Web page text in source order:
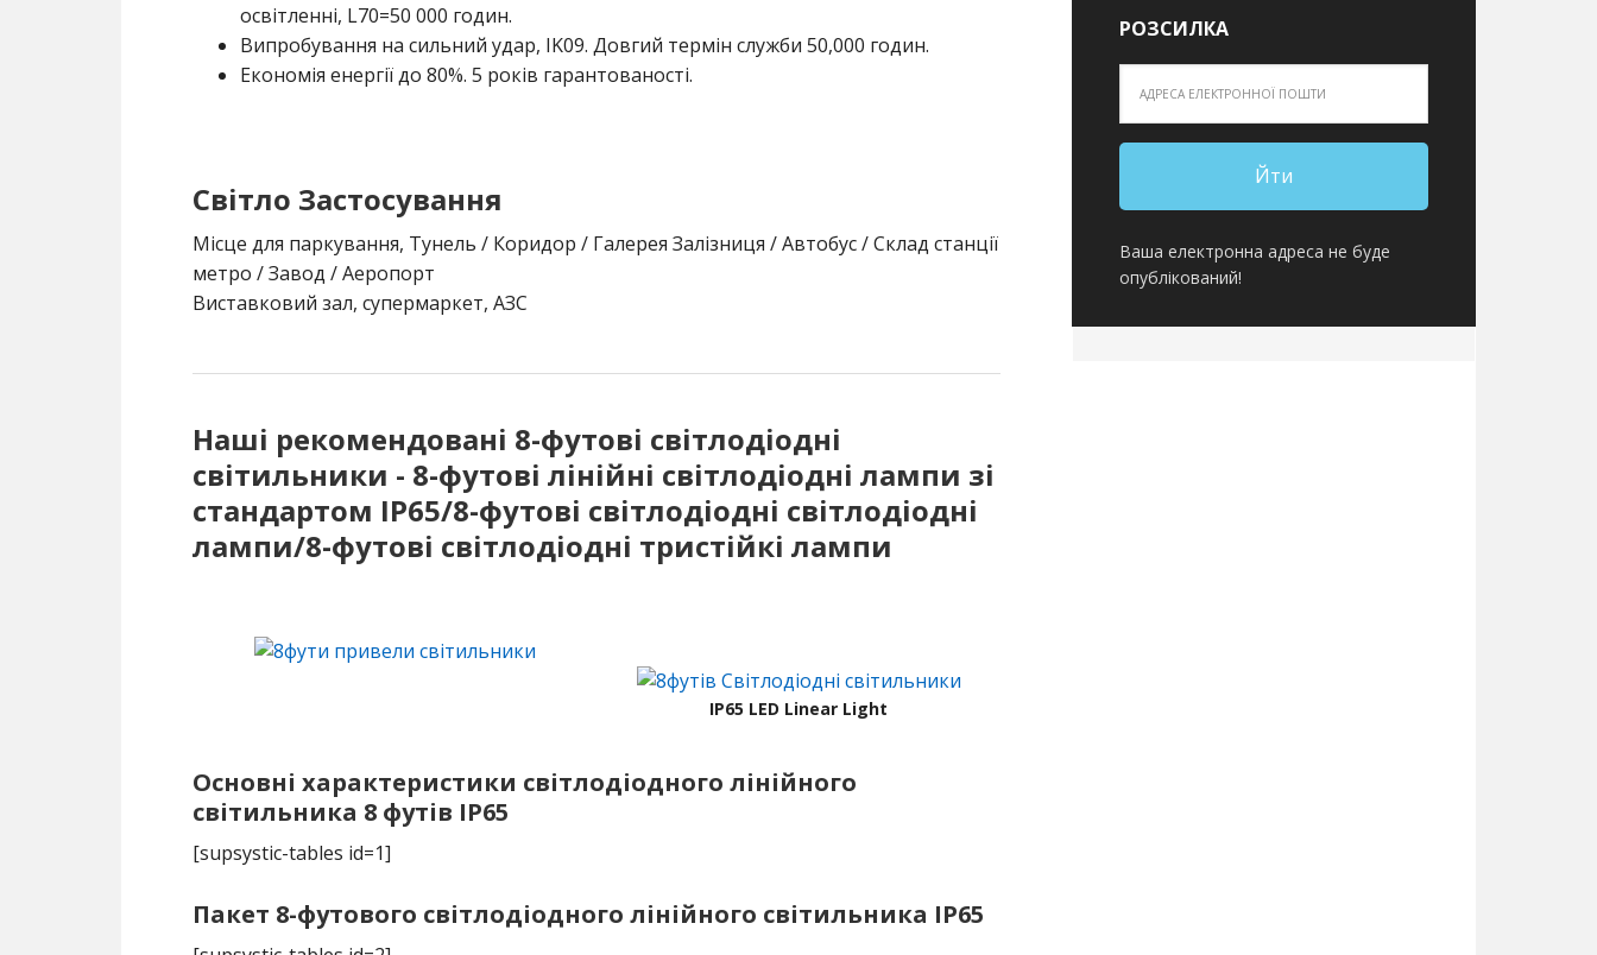
освітленні, L70=50 000 годин.
Випробування на сильний удар, IK09. Довгий термін служби 50,000 годин.
Економія енергії до 80%. 5 років гарантованості.
Світло Застосування
Місце для паркування, Тунель / Коридор / Галерея Залізниця / Автобус / Склад станції
метро / Завод / Аеропорт
Виставковий зал, супермаркет, АЗС
Наші рекомендовані 8-футові світлодіодні
світильники - 8-футові лінійні світлодіодні лампи зі
стандартом IP65/8-футові світлодіодні світлодіодні
лампи/8-футові світлодіодні тристійкі лампи
IP65 LED Linear Light
Основні характеристики світлодіодного лінійного
світильника 8 футів IP65
[supsystic-tables id=1]
Пакет 8-футового світлодіодного лінійного світильника IP65
РОЗСИЛКА
Ваша електронна адреса не буде
опублікований!